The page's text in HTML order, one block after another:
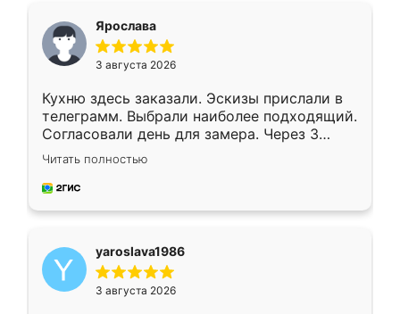
Ярослава
3 августа 2026
Кухню здесь заказали. Эскизы прислали в
телеграмм. Выбрали наиболее подходящий.
Согласовали день для замера. Через 3
недели кухня была уже готова. Остались
довольны работой. Спасибо Ренессанс
мебель за качественную работу!
Читать полностью
yaroslava1986
3 августа 2026